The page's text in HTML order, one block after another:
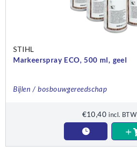
STIHL
Markeerspray ECO, 500 ml, geel
Bijlen / bosbouwgereedschap
€10,40 incl. BTW